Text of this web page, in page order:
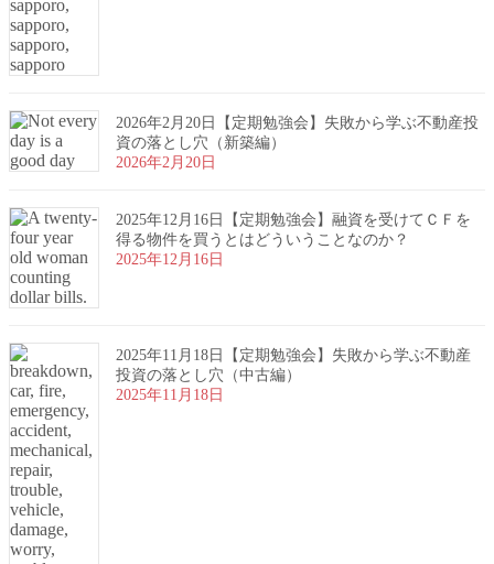
2026年2月20日【定期勉強会】失敗から学ぶ不動産投
資の落とし穴（新築編）
2026年2月20日
2025年12月16日【定期勉強会】融資を受けてＣＦを
得る物件を買うとはどういうことなのか？
2025年12月16日
2025年11月18日【定期勉強会】失敗から学ぶ不動産
投資の落とし穴（中古編）
2025年11月18日